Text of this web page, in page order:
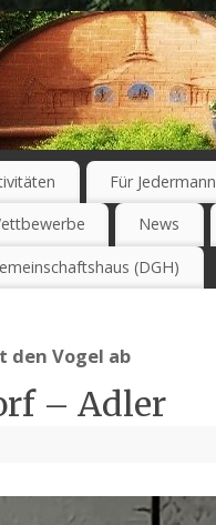
Für Jedermann
News
(DGH)
Vogel ab
– Adler